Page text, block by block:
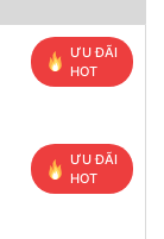
ƯU ĐÃI
HOT
ƯU ĐÃI
HOT